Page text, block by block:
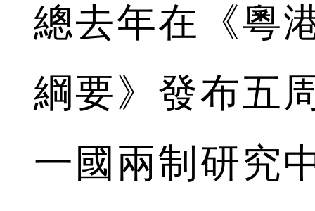
總去年在《粵
綱要》發布五
一國兩制研究